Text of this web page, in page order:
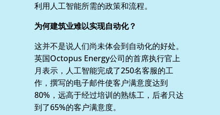
利用人工智能所需的政策和流程。
为何建筑业难以实现自动化？
这并不是说人们尚未体会到自动化的好处。
英国Octopus Energy公司的首席执行官上
月表示，人工智能完成了250名客服的工
作，撰写的电子邮件使客户满意度达到
80%，远高于经过培训的熟练工，后者只达
到了65%的客户满意度。